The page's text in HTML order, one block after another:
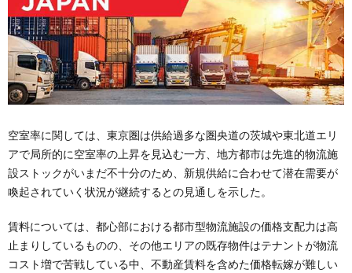
空室率に関しては、東京圏は供給過多な圏央道の茨城や東北道エリ
アで局所的に空室率の上昇を見込む一方、地方都市は先進的物流施
設ストックがいまだ不十分のため、新規供給に合わせて潜在需要が
喚起されていく状況が継続するとの見通しを示した。
賃料については、都心部における都市型物流施設の価格支配力は高
止まりしているものの、その他エリアの既存物件はテナントが物流
コスト増で苦戦している中、不動産賃料を含めた価格転嫁が難しい